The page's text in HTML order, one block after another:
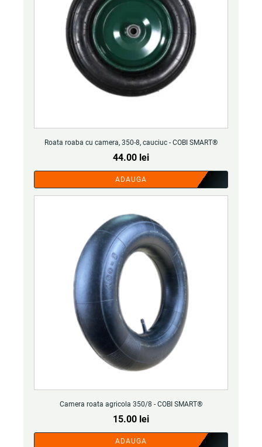
Roata roaba cu camera, 350-8, cauciuc - COBI SMART®
44.00 lei
ADAUGA
Camera roata agricola 350/8 - COBI SMART®
15.00 lei
ADAUGA